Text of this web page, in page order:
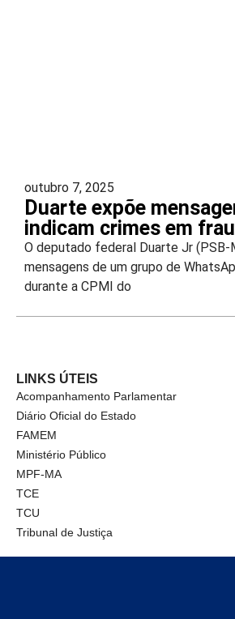
outubro 7, 2025
Duarte expõe
indicam crimes em
O deputado federal Duarte Jr (PSB-
mensagens de um grupo de
durante a CPMI do
LINKS ÚTEIS
Acompanhamento Parlamentar
Diário Oficial do Estado
FAMEM
Ministério Público
MPF-MA
TCE
TCU
Tribunal de Justiça